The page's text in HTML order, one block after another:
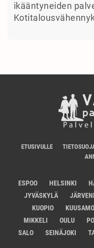
ikääntyneiden
ETUSIVULLE
ESPOO HELSINKI
JYVÄSKYLÄ
KUOPIO
KUUSAMO
MIKKELI
OULU
SALO
SEINÄJOKI